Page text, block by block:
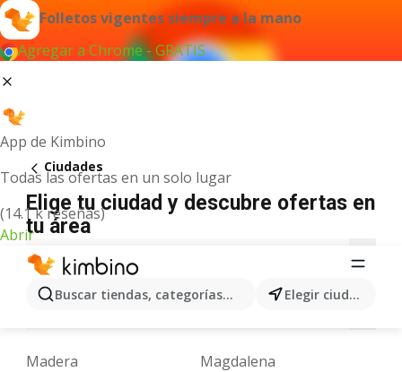
Folletos vigentes siempre a la mano
Agregar a Chrome - GRATIS
App de Kimbino
Todas las ofertas en un solo lugar
(14.1 k reseñas)
Abrir
Buscar tiendas, categorías, productos... Elegir ciudad
Ciudades
Elige tu ciudad y descubre ofertas en
tu área
A B C J
N
O P Q R S U V X
Madera
Magdalena